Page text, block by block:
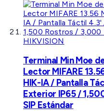
HIKVISION
Terminal Min Moe
Lector MIFARE
HIK-IA / Pantalla
Exterior IP65 /
SIP Estándar